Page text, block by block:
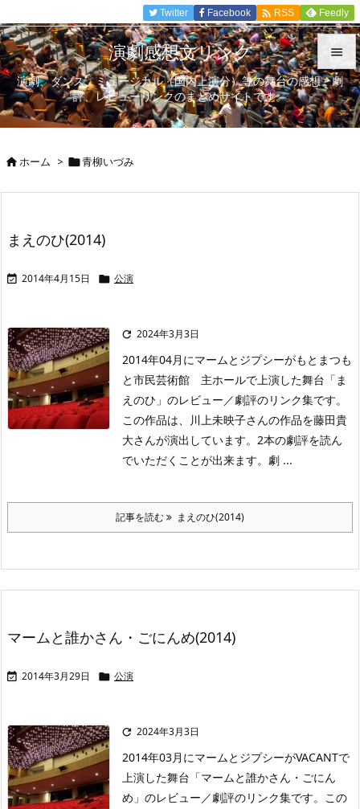


メニュ

Twitter Facebook  RSS Feedly
演劇感想文リンク
演劇、ダンス、ミュージカル（国内上演分）等の舞台の感想、劇
評、レビューリンクのまとめサイトです。
ホーム > 青柳いづみ
まえのひ(2014)
 2014年4月15日  公演
 2024年3月3日
2014年04月にマームとジプシーがもとまつも
と市民芸術館 主ホールで上演した舞台「ま
えのひ」のレビュー／劇評のリンク集です。
この作品は、川上未映子さんの作品を藤田貴
大さんが演出しています。2本の劇評を読ん
でいただくことが出来ます。劇 ...
記事を読む まえのひ(2014)
マームと誰かさん・ごにんめ(2014)
 2014年3月29日  公演
 2024年3月3日
2014年03月にマームとジプシーがVACANTで
上演した舞台「マームと誰かさん・ごにん
め」のレビュー／劇評のリンク集です。この